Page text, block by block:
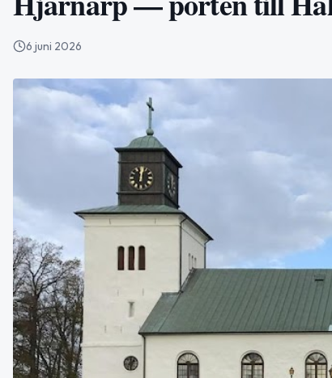
6 juni 2026